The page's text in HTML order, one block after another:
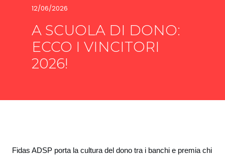
12/06/2026
A SCUOLA DI DONO:
ECCO I VINCITORI
2026!
Fidas ADSP porta la cultura del dono tra i banchi e premia chi